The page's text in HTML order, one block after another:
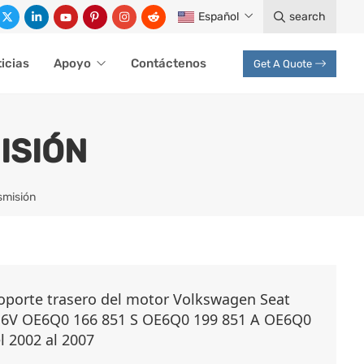
Español search
Apoyo Contáctenos Get A Quote
trasero del motor Volkswagen Seat
OE6Q0 166 851 S OE6Q0 199 851 A OE6Q0
2002 al 2007